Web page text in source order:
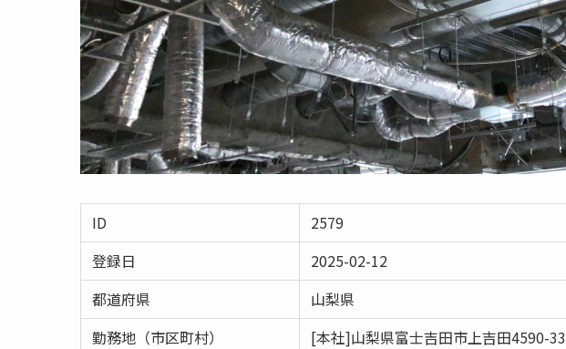
ID
2579
登録日
2025-02-12
都道府県
山梨県
勤務地（市区町村）
[本社]山梨県富士吉田市上吉田4590-33